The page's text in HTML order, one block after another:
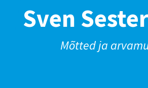
Sven Sester
Mõtted ja